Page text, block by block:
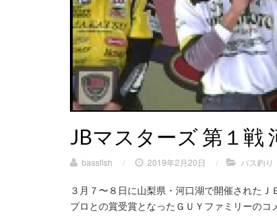
JBマスターズ 第１戦
bassfish / 2019年2月20日 / バス釣り
３月７〜８日に山梨県・河口湖で開催された
プロとの賞受賞となったＧＵＹファミリーの